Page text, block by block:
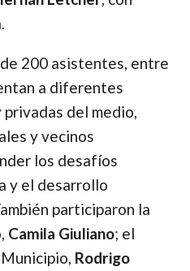
200 asistentes, entre
a diferentes
del medio,
y vecinos
los desafíos
y el desarrollo
participaron la
Camila Giuliano; el
Rodrigo